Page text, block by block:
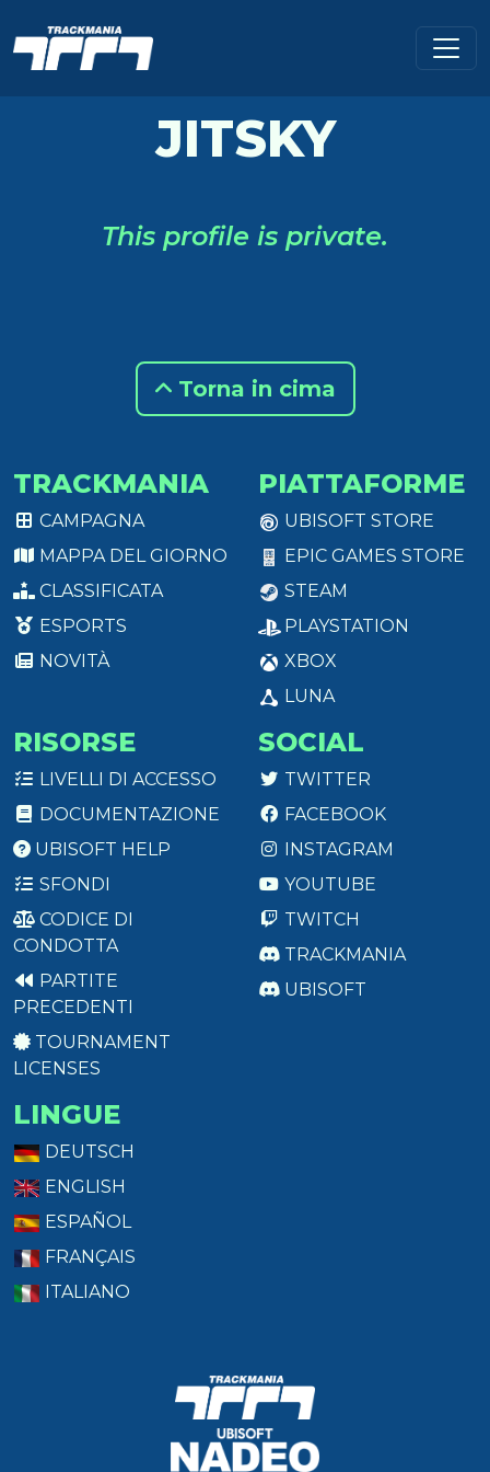
JITSKY
This profile is private.
Torna in cima
TRACKMANIA
CAMPAGNA
MAPPA DEL GIORNO
CLASSIFICATA
ESPORTS
NOVITÀ
PIATTAFORME
UBISOFT STORE
EPIC GAMES STORE
STEAM
PLAYSTATION
XBOX
LUNA
RISORSE
LIVELLI DI ACCESSO
DOCUMENTAZIONE
UBISOFT HELP
SFONDI
CODICE DI
CONDOTTA
PARTITE
PRECEDENTI
TOURNAMENT
LICENSES
SOCIAL
TWITTER
FACEBOOK
INSTAGRAM
YOUTUBE
TWITCH
TRACKMANIA
UBISOFT
LINGUE
DEUTSCH
ENGLISH
ESPAÑOL
FRANÇAIS
ITALIANO